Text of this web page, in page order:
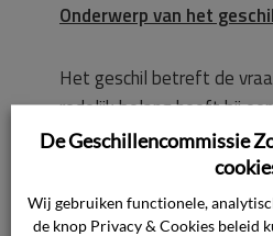
Onderwerp van het geschil
Het geschil betreft de
redelijk belang heeft bij
uitspraak van de
zorgaanbieder reeds aan
tegemoetgekomen is.
De Geschillencommissie
Wij gebruiken functionele,
de knop Privacy & Cookies beleid